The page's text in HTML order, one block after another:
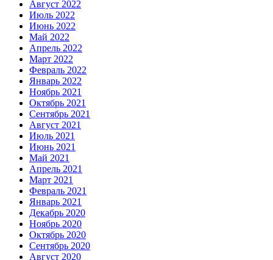
Август 2022
Июль 2022
Июнь 2022
Май 2022
Апрель 2022
Март 2022
Февраль 2022
Январь 2022
Ноябрь 2021
Октябрь 2021
Сентябрь 2021
Август 2021
Июль 2021
Июнь 2021
Май 2021
Апрель 2021
Март 2021
Февраль 2021
Январь 2021
Декабрь 2020
Ноябрь 2020
Октябрь 2020
Сентябрь 2020
Август 2020